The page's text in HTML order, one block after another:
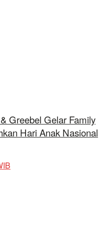
Greebel Gelar Family
Hari Anak Nasional